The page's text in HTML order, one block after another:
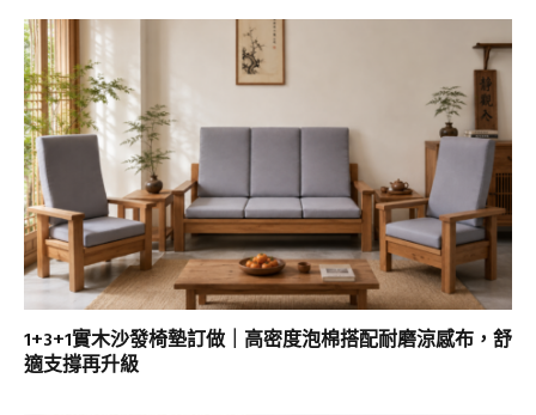
1+3+1實木沙發椅墊訂做｜高密度泡棉搭配耐磨涼感布，舒
適支撐再升級